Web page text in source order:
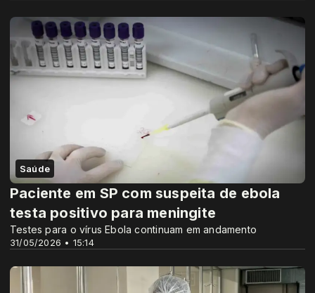
Saúde
31/05/2026 • 15:14
Paciente em SP com suspeita de ebola
testa positivo para meningite
Testes para o vírus Ebola continuam em andamento